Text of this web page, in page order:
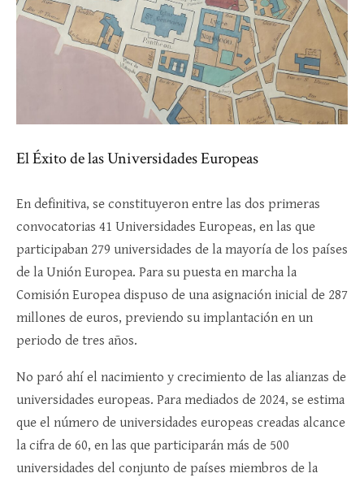
El Éxito de las Universidades Europeas
En definitiva, se constituyeron entre las dos primeras
convocatorias 41 Universidades Europeas, en las que
participaban 279 universidades de la mayoría de los países
de la Unión Europea. Para su puesta en marcha la
Comisión Europea dispuso de una asignación inicial de 287
millones de euros, previendo su implantación en un
periodo de tres años.
No paró ahí el nacimiento y crecimiento de las alianzas de
universidades europeas. Para mediados de 2024, se estima
que el número de universidades europeas creadas alcance
la cifra de 60, en las que participarán más de 500
universidades del conjunto de países miembros de la